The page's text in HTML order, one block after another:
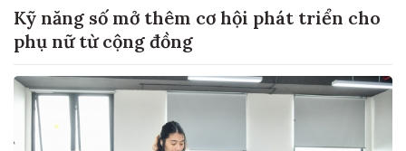
Kỹ năng số mở thêm cơ hội phát triển cho
phụ nữ từ cộng đồng